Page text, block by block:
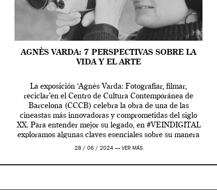
AGNÈS VARDA: 7 PERSPECTIVAS SOBRE LA
VIDA Y EL ARTE
La exposición ‘Agnès Varda: Fotografiar, filmar,
reciclar’en el Centro de Cultura Contemporánea de
Barcelona (CCCB) celebra la obra de una de las
cineastas más innovadoras y comprometidas del siglo
XX. Para entender mejor su legado, en #VEINDIGITAL
exploramos algunas claves esenciales sobre su manera
de entender la vida, el cine y el arte contemporáneo.
28 / 06 / 2024 — VER MÁS